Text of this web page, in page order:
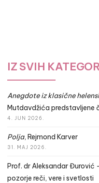
IZ SVIH
Anegdote iz klasične
Mutdavdžića predstavljene
4. JUN 2026.
Polja, Rejmond Karver
31. MAJ 2026.
Prof. dr Aleksandar Đurović
pozorje reči, vere i svetlosti